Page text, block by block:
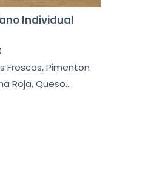
Individual
Frescos, Pimenton
Roja, Queso...